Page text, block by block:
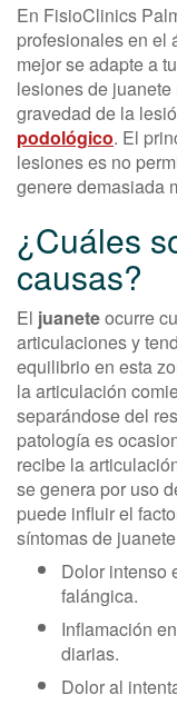
En FisioClinics
profesionales en el
mejor se adapte a
lesiones de
gravedad de la
podológico. El
lesiones es no
genere demasiada
¿Cuáles
causas?
El juaneteocurre
articulaciones y
equilibrio en esta
la articulación
separándose del
patología es
recibe la
se genera por uso
puede influir el
síntomas de
Dolor intenso
falángica.
Inflamación
diarias.
Dolor al